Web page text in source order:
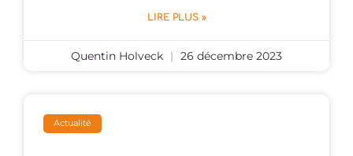
LIRE PLUS »
Quentin Holveck 26 décembre 2023
Actualité